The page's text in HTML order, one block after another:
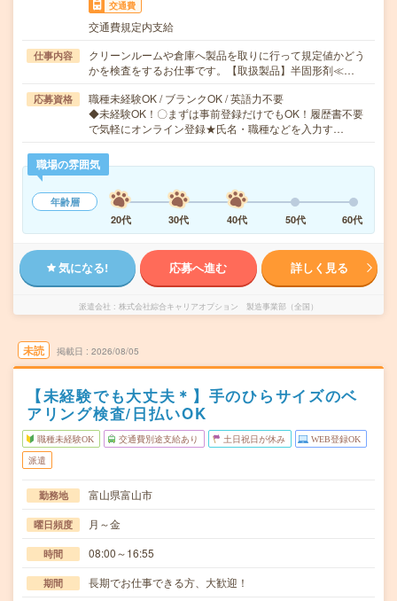
交通費
交通費規定内支給
仕事内容
クリーンルームや倉庫へ製品を取りに行って規定値かどう
かを検査をするお仕事です。【取扱製品】半固形剤≪…
応募資格
職種未経験OK / ブランクOK / 英語力不要
◆未経験OK！〇まずは事前登録だけでもOK！履歴書不要
で気軽にオンライン登録★氏名・職種などを入力す…
職場の雰囲気
年齢層
20代
30代 40代 50代 60代
気になる! 応募へ進む 詳しく見る
派遣会社 株式会社綜合キャリアオプション 製造事業部（全国）
未読 掲載日 2026/08/05
【未経験でも大丈夫＊】手のひらサイズのベ
アリング検査/日払いOK
職種未経験OK 交通費別途支給あり 土日祝日が休み WEB登録OK
派遣
勤務地 富山県富山市
曜日頻度 月～金
時間 08:00～16:55
期間 長期でお仕事できる方、大歓迎！